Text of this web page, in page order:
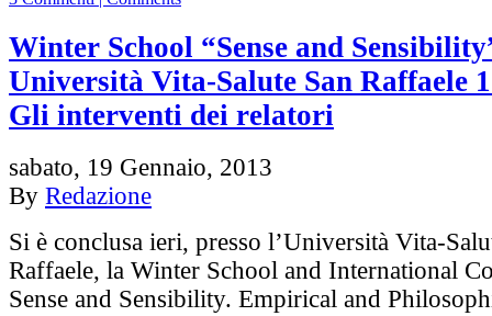
Winter School “Sense and
Università Vita-Salute San Raffaele
Gli interventi dei relatori
sabato, 19 Gennaio, 2013
By Redazione
Si è conclusa ieri, presso l’Università Vita-
Raffaele, la Winter School and International
Sense and Sensibility. Empirical and